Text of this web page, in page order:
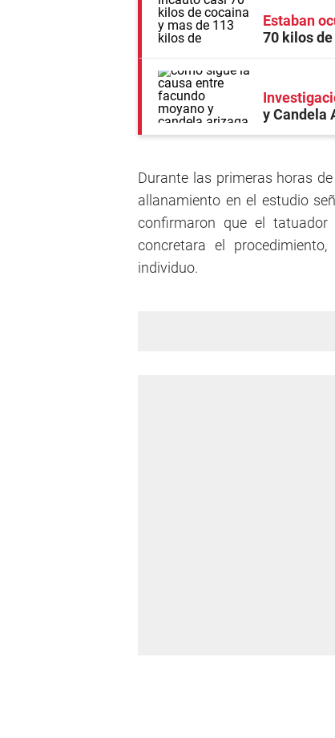
Estaban
70 kilos
y Candela
Durante las primeras horas
allanamiento en el estudio
confirmaron que el
concretara el
individuo.